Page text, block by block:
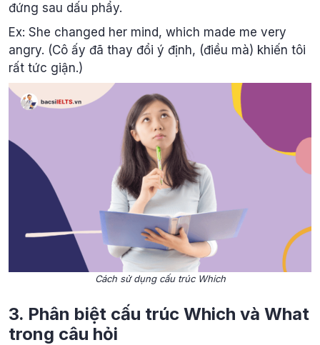
đứng sau dấu phẩy.
Ex: She changed her mind, which made me very
angry. (Cô ấy đã thay đổi ý định, (điều mà) khiến tôi
rất tức giận.)
Cách sử dụng cấu trúc Which
3. Phân biệt cấu trúc Which và What
trong câu hỏi